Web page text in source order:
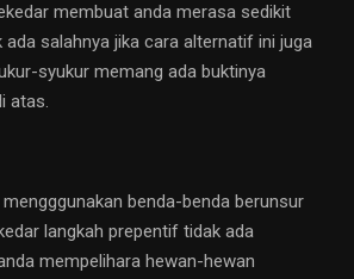
membuat anda merasa sedikit
ada salahnya jika cara alternatif ini juga
syukur memang ada buktinya
atas.
benda-benda berunsur
langkah prepentif tidak ada
mempelihara hewan-hewan